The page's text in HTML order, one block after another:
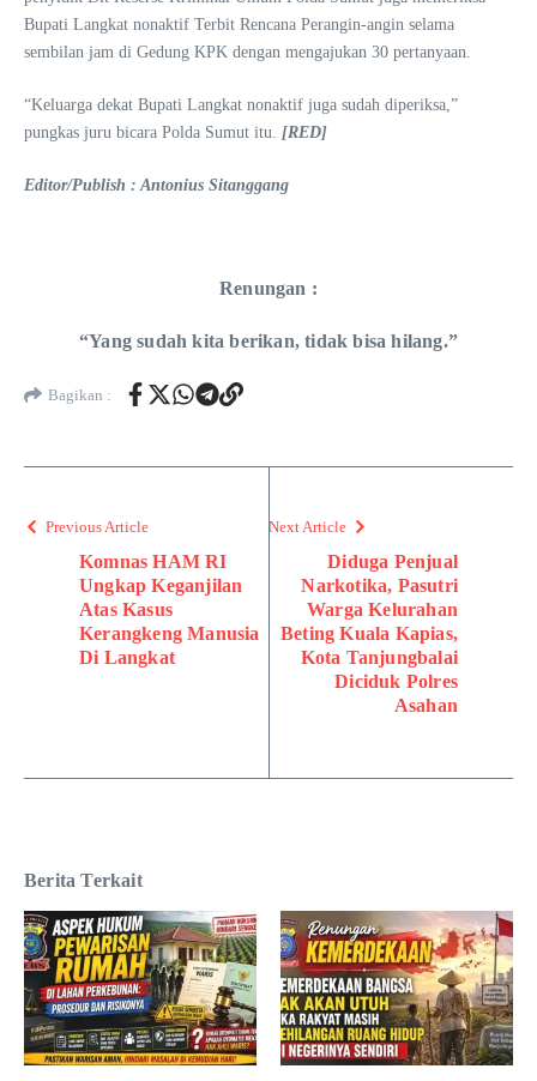
Bupati Langkat nonaktif Terbit Rencana Perangin-angin selama
sembilan jam di Gedung KPK dengan mengajukan 30 pertanyaan.
“Keluarga dekat Bupati Langkat nonaktif juga sudah diperiksa,”
pungkas juru bicara Polda Sumut itu. [RED]
Editor/Publish : Antonius Sitanggang
Renungan :
“Yang sudah kita berikan, tidak bisa hilang.”
Bagikan :
Previous Article
Komnas HAM RI
Ungkap Keganjilan
Atas Kasus
Kerangkeng Manusia
Di Langkat
Next Article
Diduga Penjual
Narkotika, Pasutri
Warga Kelurahan
Beting Kuala Kapias,
Kota Tanjungbalai
Diciduk Polres
Asahan
Berita Terkait